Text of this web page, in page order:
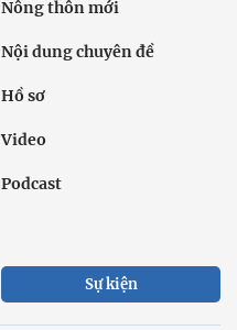
Nông thôn mới
Nội dung chuyên đề
Hồ sơ
Video
Podcast
Sự kiện